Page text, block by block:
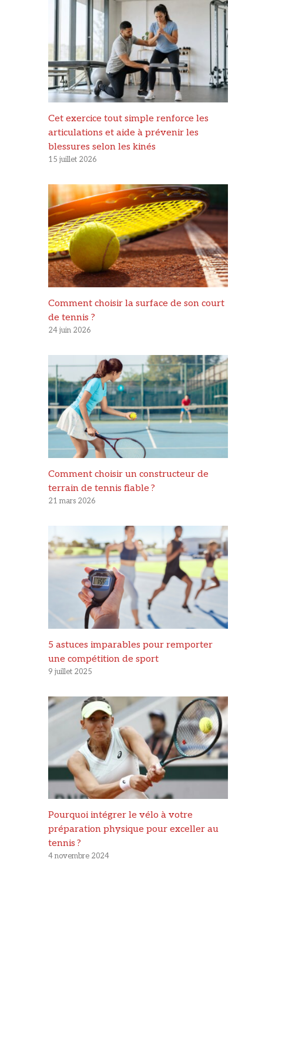
Cet exercice tout simple renforce les
articulations et aide à prévenir les
blessures selon les kinés
15 juillet 2026
Comment choisir la surface de son court
de tennis ?
24 juin 2026
Comment choisir un constructeur de
terrain de tennis fiable ?
21 mars 2026
5 astuces imparables pour remporter
une compétition de sport
9 juillet 2025
Pourquoi intégrer le vélo à votre
préparation physique pour exceller au
tennis ?
4 novembre 2024